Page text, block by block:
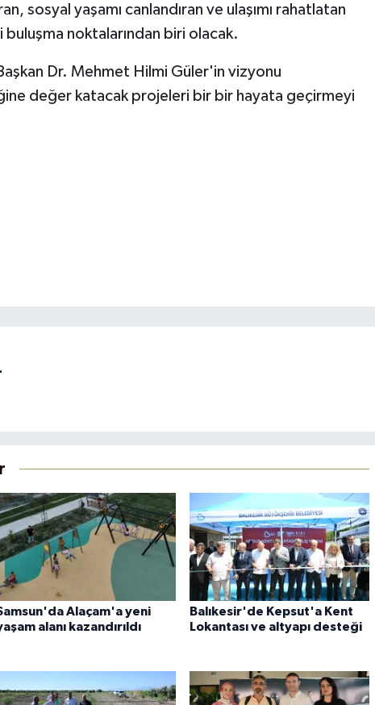
sosyal yaşamı canlandıran ve ulaşımı rahatlatan
buluşma noktalarından biri olacak.
Dr. Mehmet Hilmi Güler'in vizyonu
değer katacak projeleri bir bir hayata geçirmeyi
Alaçam'a yeni
alanı kazandırıldı
Balıkesir'de Kepsut'a Kent
Lokantası ve altyapı desteği